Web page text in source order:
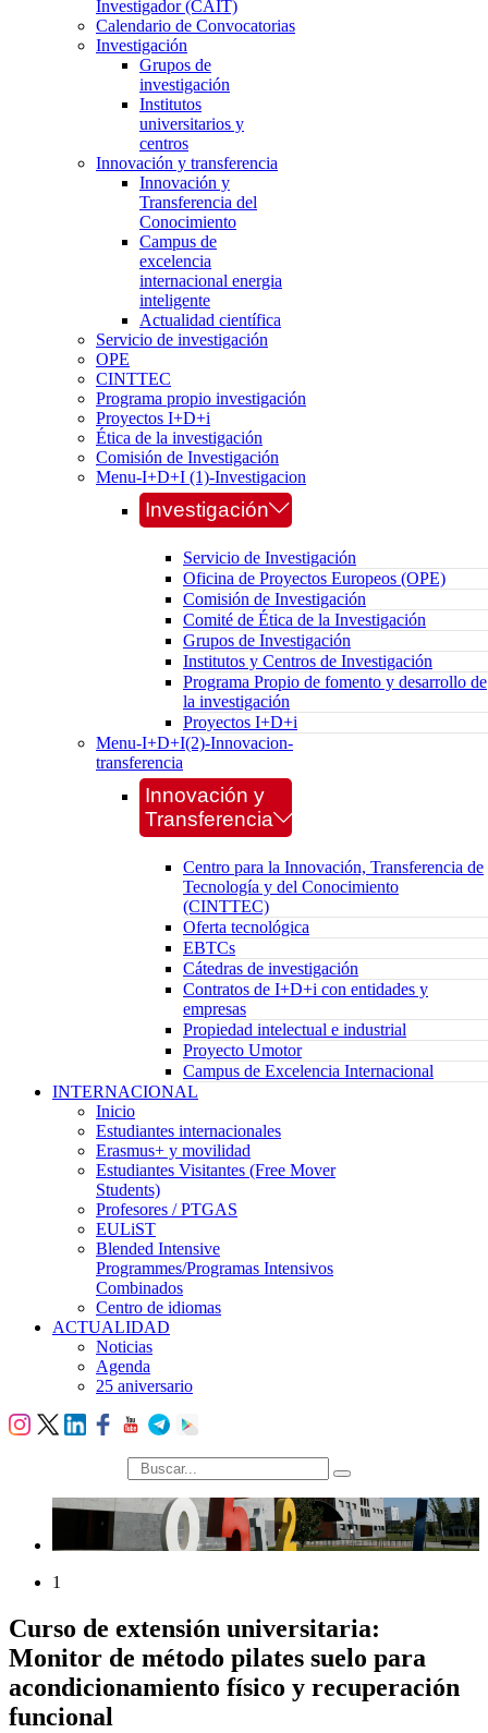
Investigador (CAIT)
Calendario de Convocatorias
Investigación
Grupos de
investigación
Institutos
universitarios y
centros
Innovación y transferencia
Innovación y
Transferencia del
Conocimiento
Campus de
excelencia
internacional energia
inteligente
Actualidad científica
Servicio de investigación
OPE
CINTTEC
Programa propio investigación
Proyectos I+D+i
Ética de la investigación
Comisión de Investigación
Menu-I+D+I (1)-Investigacion
Investigación
Servicio de Investigación
Oficina de Proyectos Europeos (OPE)
Comisión de Investigación
Comité de Ética de la Investigación
Grupos de Investigación
Institutos y Centros de Investigación
Programa Propio de fomento y desarrollo de
la investigación
Proyectos I+D+i
Menu-I+D+I(2)-Innovacion-
transferencia
Innovación y
Transferencia
Centro para la Innovación, Transferencia de
Tecnología y del Conocimiento
(CINTTEC)
Oferta tecnológica
EBTCs
Cátedras de investigación
Contratos de I+D+i con entidades y
empresas
Propiedad intelectual e industrial
Proyecto Umotor
Campus de Excelencia Internacional
INTERNACIONAL
Inicio
Estudiantes internacionales
Erasmus+ y movilidad
Estudiantes Visitantes (Free Mover
Students)
Profesores / PTGAS
EULiST
Blended Intensive
Programmes/Programas Intensivos
Combinados
Centro de idiomas
ACTUALIDAD
Noticias
Agenda
25 aniversario
búsqueda
1
Curso de extensión universitaria:
Monitor de método pilates suelo para
acondicionamiento físico y recuperación
funcional